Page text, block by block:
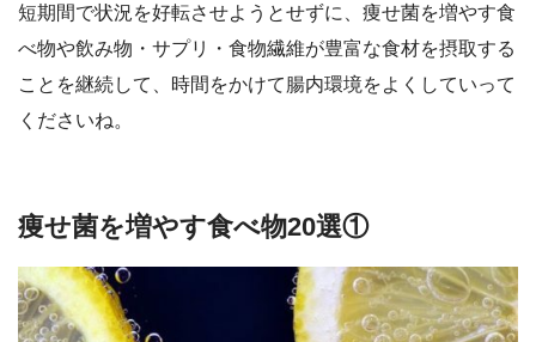
短期間で状況を好転させようとせずに、痩せ菌を増やす食
べ物や飲み物・サプリ・食物繊維が豊富な食材を摂取する
ことを継続して、時間をかけて腸内環境をよくしていって
くださいね。
痩せ菌を増やす食べ物20選①